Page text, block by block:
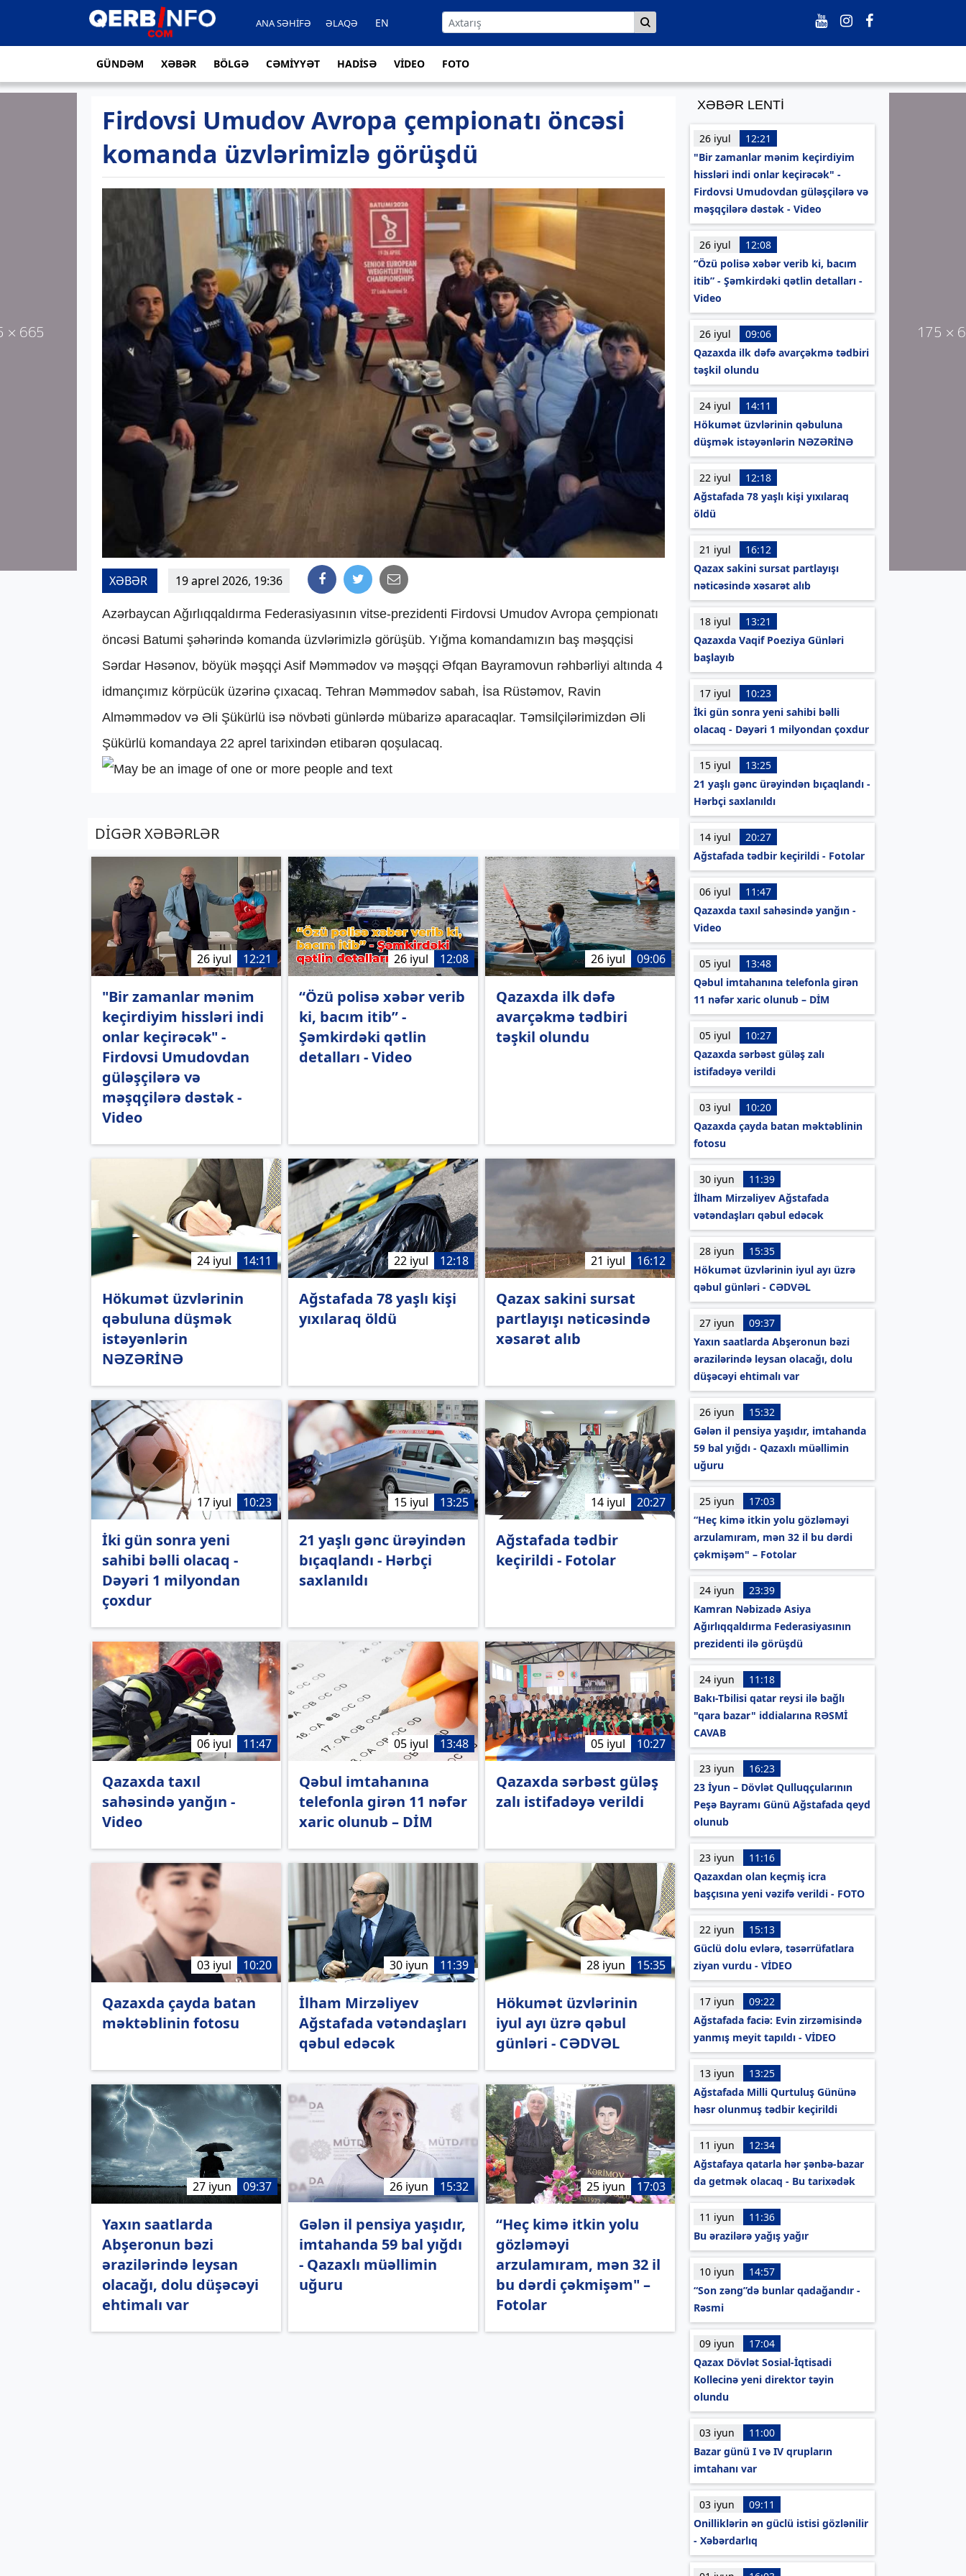
ANA SƏHİFƏ ƏLAQƏ EN
GÜNDƏM XƏBƏR BÖLGƏ CƏMİYYƏT HADİSƏ VİDEO FOTO
Firdovsi Umudov Avropa çempionatı öncəsi
komanda üzvlərimizlə görüşdü
XƏBƏR 19 aprel 2026, 19:36
Azərbaycan Ağırlıqqaldırma Federasiyasının vitse-prezidenti Firdovsi Umudov Avropa çempionatı
öncəsi Batumi şəhərində komanda üzvlərimizlə görüşüb. Yığma komandamızın baş məşqçisi
Sərdar Həsənov, böyük məşqçi Asif Məmmədov və məşqçi Əfqan Bayramovun rəhbərliyi altında 4
idmançımız körpücük üzərinə çıxacaq. Tehran Məmmədov sabah, İsa Rüstəmov, Ravin
Alməmmədov və Əli Şükürlü isə növbəti günlərdə mübarizə aparacaqlar. Təmsilçilərimizdən Əli
Şükürlü komandaya 22 aprel tarixindən etibarən qoşulacaq.
DİGƏR XƏBƏRLƏR
26 iyul 12:21
"Bir zamanlar mənim
keçirdiyim hissləri indi
onlar keçirəcək" -
Firdovsi Umudovdan
güləşçilərə və
məşqçilərə dəstək -
Video
26 iyul 12:08
“Özü polisə xəbər verib
ki, bacım itib” -
Şəmkirdəki qətlin
detalları - Video
26 iyul 09:06
Qazaxda ilk dəfə
avarçəkmə tədbiri
təşkil olundu
24 iyul 14:11
Hökumət üzvlərinin
qəbuluna düşmək
istəyənlərin
NƏZƏRİNƏ
22 iyul 12:18
Ağstafada 78 yaşlı kişi
yıxılaraq öldü
21 iyul 16:12
Qazax sakini sursat
partlayışı nəticəsində
xəsarət alıb
17 iyul 10:23
İki gün sonra yeni
sahibi bəlli olacaq -
Dəyəri 1 milyondan
çoxdur
15 iyul 13:25
21 yaşlı gənc ürəyindən
bıçaqlandı - Hərbçi
saxlanıldı
14 iyul 20:27
Ağstafada tədbir
keçirildi - Fotolar
06 iyul 11:47
Qazaxda taxıl
sahəsində yanğın -
Video
05 iyul 13:48
Qəbul imtahanına
telefonla girən 11 nəfər
xaric olunub – DİM
05 iyul 10:27
Qazaxda sərbəst güləş
zalı istifadəyə verildi
03 iyul 10:20
Qazaxda çayda batan
məktəblinin fotosu
30 iyun 11:39
İlham Mirzəliyev
Ağstafada vətəndaşları
qəbul edəcək
28 iyun 15:35
Hökumət üzvlərinin
iyul ayı üzrə qəbul
günləri - CƏDVƏL
27 iyun 09:37
Yaxın saatlarda
Abşeronun bəzi
ərazilərində leysan
olacağı, dolu düşəcəyi
ehtimalı var
26 iyun 15:32
Gələn il pensiya yaşıdır,
imtahanda 59 bal yığdı
- Qazaxlı müəllimin
uğuru
25 iyun 17:03
“Heç kimə itkin yolu
gözləməyi
arzulamıram, mən 32 il
bu dərdi çəkmişəm" –
Fotolar
XƏBƏR LENTİ
26 iyul
12:21
"Bir zamanlar mənim keçirdiyim
hissləri indi onlar keçirəcək" -
Firdovsi Umudovdan güləşçilərə və
məşqçilərə dəstək - Video
26 iyul
12:08
“Özü polisə xəbər verib ki, bacım
itib” - Şəmkirdəki qətlin detalları -
Video
26 iyul
09:06
Qazaxda ilk dəfə avarçəkmə tədbiri
təşkil olundu
24 iyul
14:11
Hökumət üzvlərinin qəbuluna
düşmək istəyənlərin NƏZƏRİNƏ
22 iyul
12:18
Ağstafada 78 yaşlı kişi yıxılaraq
öldü
21 iyul
16:12
Qazax sakini sursat partlayışı
nəticəsində xəsarət alıb
18 iyul
13:21
Qazaxda Vaqif Poeziya Günləri
başlayıb
17 iyul
10:23
İki gün sonra yeni sahibi bəlli
olacaq - Dəyəri 1 milyondan çoxdur
15 iyul
13:25
21 yaşlı gənc ürəyindən bıçaqlandı -
Hərbçi saxlanıldı
14 iyul
20:27
Ağstafada tədbir keçirildi - Fotolar
06 iyul
11:47
Qazaxda taxıl sahəsində yanğın -
Video
05 iyul
13:48
Qəbul imtahanına telefonla girən
11 nəfər xaric olunub – DİM
05 iyul
10:27
Qazaxda sərbəst güləş zalı
istifadəyə verildi
03 iyul
10:20
Qazaxda çayda batan məktəblinin
fotosu
30 iyun
11:39
İlham Mirzəliyev Ağstafada
vətəndaşları qəbul edəcək
28 iyun
15:35
Hökumət üzvlərinin iyul ayı üzrə
qəbul günləri - CƏDVƏL
27 iyun
09:37
Yaxın saatlarda Abşeronun bəzi
ərazilərində leysan olacağı, dolu
düşəcəyi ehtimalı var
26 iyun
15:32
Gələn il pensiya yaşıdır, imtahanda
59 bal yığdı - Qazaxlı müəllimin
uğuru
25 iyun
17:03
“Heç kimə itkin yolu gözləməyi
arzulamıram, mən 32 il bu dərdi
çəkmişəm" – Fotolar
24 iyun
23:39
Kamran Nəbizadə Asiya
Ağırlıqqaldırma Federasiyasının
prezidenti ilə görüşdü
24 iyun
11:18
Bakı-Tbilisi qatar reysi ilə bağlı
"qara bazar" iddialarına RƏSMİ
CAVAB
23 iyun
16:23
23 İyun – Dövlət Qulluqçularının
Peşə Bayramı Günü Ağstafada qeyd
olunub
23 iyun
11:16
Qazaxdan olan keçmiş icra
başçısına yeni vəzifə verildi - FOTO
22 iyun
15:13
Güclü dolu evlərə, təsərrüfatlara
ziyan vurdu - VİDEO
17 iyun
09:22
Ağstafada faciə: Evin zirzəmisində
yanmış meyit tapıldı - VİDEO
13 iyun
13:25
Ağstafada Milli Qurtuluş Gününə
həsr olunmuş tədbir keçirildi
11 iyun
12:34
Ağstafaya qatarla hər şənbə-bazar
da getmək olacaq - Bu tarixədək
11 iyun
11:36
Bu ərazilərə yağış yağır
10 iyun
14:57
“Son zəng”də bunlar qadağandır -
Rəsmi
09 iyun
17:04
Qazax Dövlət Sosial-İqtisadi
Kollecinə yeni direktor təyin
olundu
03 iyun
11:00
Bazar günü I və IV qrupların
imtahanı var
03 iyun
09:11
Onilliklərin ən güclü istisi gözlənilir
- Xəbərdarlıq